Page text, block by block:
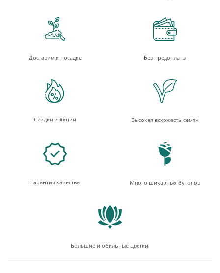
Доставим к посадке Без предоплаты
Скидки и Акции Высокая всхожесть семян
Гарантия качества Много шикарных бутонов
Большие и обильные цветки!